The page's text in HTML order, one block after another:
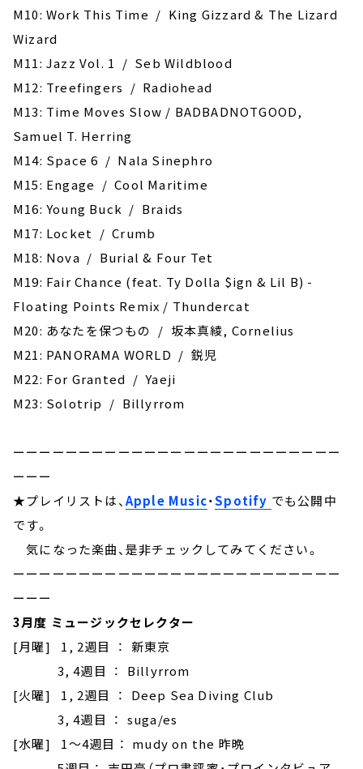
M10: Work This Time / King Gizzard & The Lizard
Wizard
M11: Jazz Vol. 1 / Seb Wildblood
M12: Treefingers / Radiohead
M13: Time Moves Slow / BADBADNOTGOOD,
Samuel T. Herring
M14: Space 6 / Nala Sinephro
M15: Engage / Cool Maritime
M16: Young Buck / Braids
M17: Locket / Crumb
M18: Nova / Burial & Four Tet
M19: Fair Chance (feat. Ty Dolla $ign & Lil B) -
Floating Points Remix / Thundercat
M20: あなたを保つもの / 坂本真綾, Cornelius
M21: PANORAMA WORLD / 鋭児
M22: For Granted / Yaeji
M23: Solotrip / Billyrrom
ーーーーーーーーーーーーーーーーーーーーーーーーー
ーーー
★プレイリストは、Apple Music・Spotify でも公開中
です。
気になった楽曲、是非チェックしてみてください。
ーーーーーーーーーーーーーーーーーーーーーーーーー
ーーー
3月度 ミュージックセレクター
[月曜] 1, 2週目 ： 新東京
3, 4週目 ： Billyrrom
[火曜] 1, 2週目 ： Deep Sea Diving Club
3, 4週目 ： suga/es
[水曜] 1～4週目 ： mudy on the 昨晩